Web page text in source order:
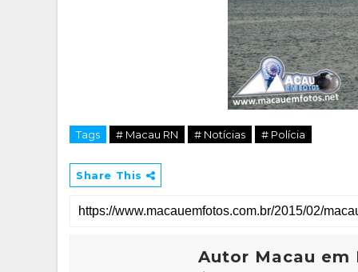
Tags # Macau RN # Notícias # Polícia
Share This
Autor Macau em